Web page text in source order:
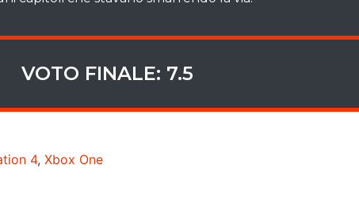
VOTO FINALE: 7.5
4, Xbox One